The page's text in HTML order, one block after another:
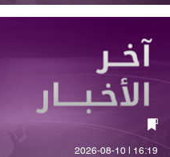
16:19 | 2026-08-10